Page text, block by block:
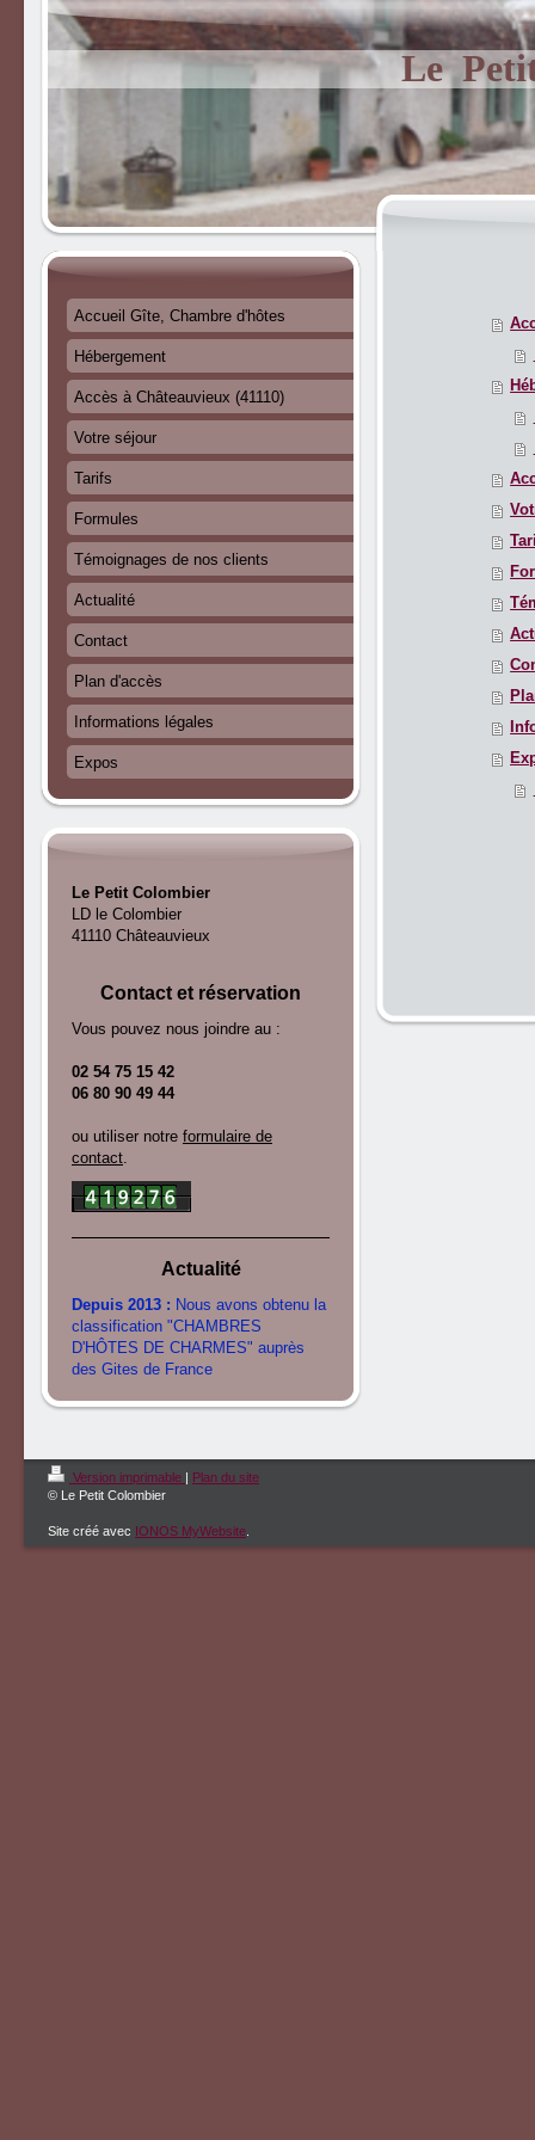
Le
Accueil Gîte, Chambre d'hôtes
Hébergement
Accès à Châteauvieux (41110)
Votre séjour
Tarifs
Formules
Témoignages de nos clients
Actualité
Contact
Plan d'accès
Informations légales
Expos
Le Petit Colombier
LD le Colombier
41110 Châteauvieux
Contact et réservation
Vous pouvez nous joindre au :
02 54 75 15 42
06 80 90 49 44
ou utiliser notre formulaire de
contact.
Actualité
Depuis 2013 : Nous avons obtenu la
classification "CHAMBRES
D'HÔTES DE CHARMES" auprès
des Gites de France
Version imprimable | Plan du site
© Le Petit Colombier
Site créé avec IONOS MyWebsite